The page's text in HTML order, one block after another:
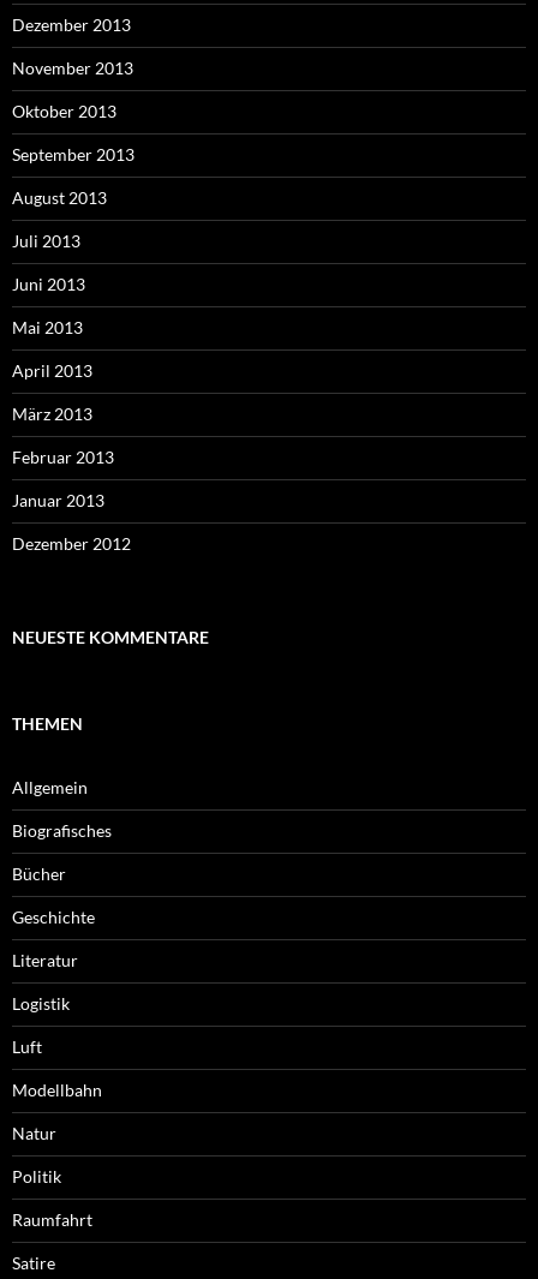
Dezember 2013
November 2013
Oktober 2013
September 2013
August 2013
Juli 2013
Juni 2013
Mai 2013
April 2013
März 2013
Februar 2013
Januar 2013
Dezember 2012
NEUESTE KOMMENTARE
THEMEN
Allgemein
Biografisches
Bücher
Geschichte
Literatur
Logistik
Luft
Modellbahn
Natur
Politik
Raumfahrt
Satire